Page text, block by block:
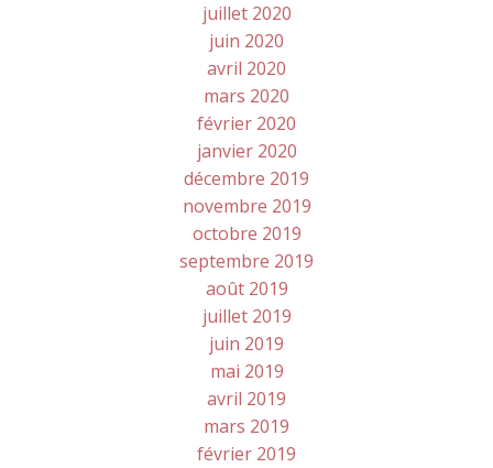
juillet 2020
juin 2020
avril 2020
mars 2020
février 2020
janvier 2020
décembre 2019
novembre 2019
octobre 2019
septembre 2019
août 2019
juillet 2019
juin 2019
mai 2019
avril 2019
mars 2019
février 2019